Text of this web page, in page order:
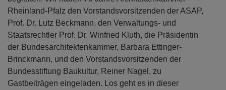
Rheinland-Pfalz den Vorstandsvorsitzenden der ASAP,
Prof. Dr. Lutz Beckmann, den Verwaltungs- und
Staatsrechtler Prof. Dr. Winfried Kluth, die Präsidentin
der Bundesarchitektenkammer, Barbara Ettinger-
Brinckmann, und den Vorstandsvorsitzenden der
Bundesstiftung Baukultur, Reiner Nagel, zu
Gastbeiträgen eingeladen. Los geht es in dieser